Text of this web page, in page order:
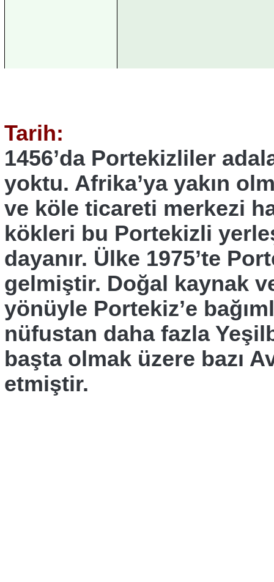
Tarih:
1456’da Portekizliler
yoktu. Afrika’ya yakın
ve köle ticareti merkezi
kökleri bu Portekizli
dayanır. Ülke 1975’te
gelmiştir. Doğal kaynak
yönüyle Portekiz’e
nüfustan daha fazla
başta olmak üzere bazı
etmiştir.